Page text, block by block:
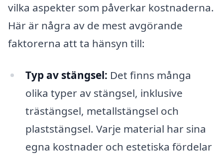
vilka aspekter som påverkar kostnaderna.
Här är några av de mest avgörande
faktorerna att ta hänsyn till:
Typ av stängsel: Det finns många
olika typer av stängsel, inklusive
trästängsel, metallstängsel och
plaststängsel. Varje material har sina
egna kostnader och estetiska fördelar